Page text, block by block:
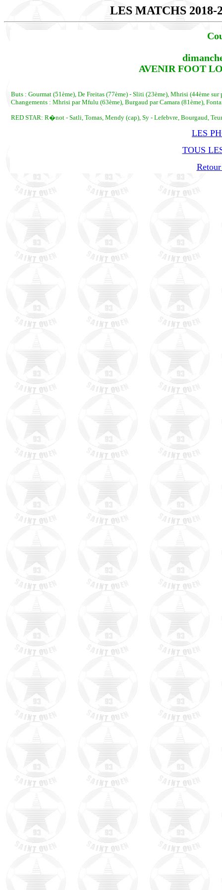
LES MATCHS
AVENIR FOOT
Buts : Gourmat (51ème), De Freitas (77ème) - Sliti (23ème), Mhrisi (44ème sur
Changements : Mhrisi par Mfulu (63ème), Burgaud par Camara (81ème),
RED STAR: R�not - Satli, Tomas, Mendy (cap), Sy - Lefebvre, Bourgaud,
LES
TOUS